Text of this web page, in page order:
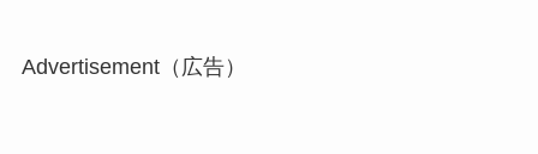
Advertisement（広告）